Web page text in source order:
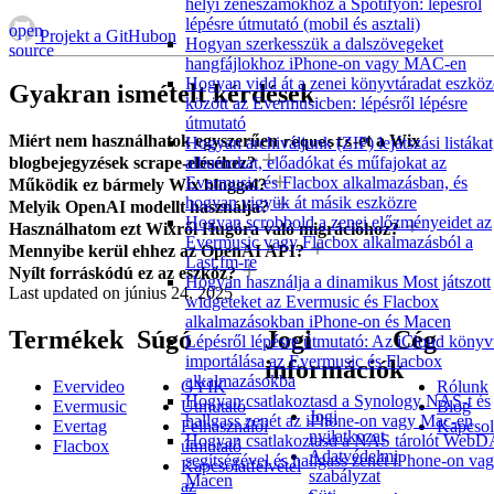
helyi zeneszámokhoz a Spotifyon: lépésről
lépésre útmutató (mobil és asztali)
Hogyan szerkesszük a dalszövegeket
hangfájlokhoz iPhone-on vagy MAC-en
Hogyan vidd át a zenei könyvtáradat
között az Evermusicben: lépésről lépésre
útmutató
Hogyan archiváljunk (ZIP) lejátszási
albumokat, előadókat és műfajokat az
Evermusic és Flacbox alkalmazásban, és
hogyan vigyük át másik eszközre
Hogyan scrobbold a zenei előzményeidet az
Evermusic vagy Flacbox alkalmazásból a
Last.fm-re
Hogyan használja a dinamikus Most játszott
widgeteket az Evermusic és Flacbox
alkalmazásokban iPhone-on és Macen
Lépésről lépésre útmutató: Az iCloud
importálása az Evermusic és Flacbox
alkalmazásokba
Hogyan csatlakoztasd a Synology NAS-t és
hallgass zenét az iPhone-on vagy Mac-en
Hogyan csatlakoztasd a NAS tárolót
segítségével és hallgass zenét iPhone-on
Macen
Projekt a GitHubon
open
source
Gyakran ismételt kérdések
Miért nem használhatok egyszerűenrequests-et a Wix
blogbejegyzések scrape-eléséhez?
Működik ez bármely Wix bloggal?
Melyik OpenAI modellt használja?
Használhatom ezt Wixről Hugóra való migrációhoz?
Mennyibe kerül ehhez az OpenAI API?
Nyílt forráskódú ez az eszköz?
Last updated on június 24, 2025
Termékek
Evervideo
Evermusic
Evertag
Flacbox
Súgó
GYIK
Útmutató
Felhasználói
útmutató
Kapcsolatfelvétel
az
Jogi
információk
Jogi
nyilatkozat
Adatvédelmi
szabályzat
Cég
Rólunk
Blog